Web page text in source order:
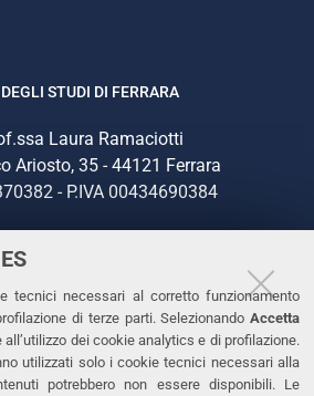
tecnici necessari al corretto funzionamento
di terze parti. Selezionando Accetta
dei cookie analytics e di profilazione.
utilizzati solo i cookie tecnici necessari alla
potrebbero non essere disponibili. Le
STUDI DI FERRARA
Laura Ramaciotti
Ariosto, 35 - 44121 Ferrara
- P.IVA 00434690384
293111
293031